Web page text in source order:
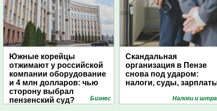
Южные корейцы
отжимают у российской
компании оборудование
и 4 млн долларов: чью
сторону выбрал
пензенский суд?
Бизнес
Скандальная
организация в Пензе
снова под ударом:
налоги, суды,
Налоги и